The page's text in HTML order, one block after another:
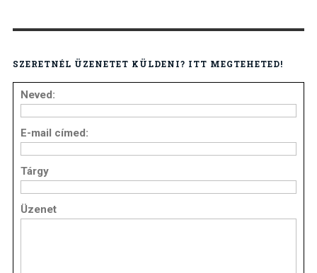
SZERETNÉL ÜZENETET KÜLDENI? ITT MEGTEHETED!
Neved:
E-mail címed:
Tárgy
Üzenet